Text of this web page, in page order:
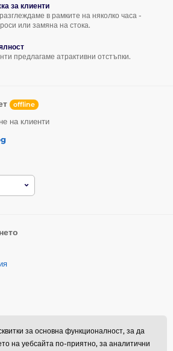
за клиенти
в рамките на няколко часа -
или замяна на стока.
предлагаме атрактивни отстъпки.
offline
на клиенти
за основна функционалност, за да
на уебсайта по-приятно, за аналитични